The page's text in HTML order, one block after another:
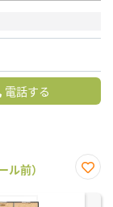
電話する
前）
に入